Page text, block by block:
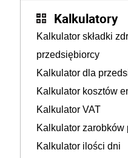
Kalkulatory
Kalkulator składki
przedsiębiorcy
Kalkulator dla
Kalkulator kosztów
Kalkulator VAT
Kalkulator zarobków
Kalkulator ilości dni